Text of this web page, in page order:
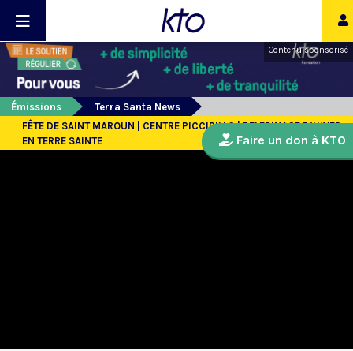
Contenu sponsorisé
Émissions
Terra Santa News
FÊTE DE SAINT MAROUN | CENTRE PICCIRILLO | PELERINAGE D’HIVER
EN TERRE SAINTE
Faire un don à KTO